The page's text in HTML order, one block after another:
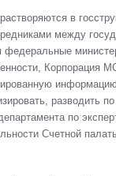
в
между
федеральные
Корпорация
разводить
по
Счетной